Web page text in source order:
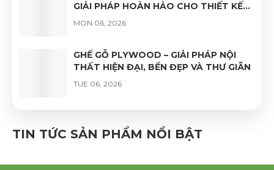
GIẢI PHÁP HOÀN HẢO CHO THIẾT KẾ
NỘI THẤT HIỆN ĐẠI
MON 06, 2026
GHẾ GỖ PLYWOOD – GIẢI PHÁP NỘI
THẤT HIỆN ĐẠI, BỀN ĐẸP VÀ THƯ GIÃN
TUE 06, 2026
CAO CẤP – VẺ ĐẸP TỰ NHIÊN, ĐỘ BỀN
VƯỢT TRỘI
TIN TỨC SẢN PHẨM NỔI BẬT